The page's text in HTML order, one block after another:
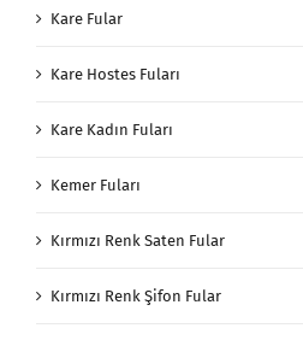
Kare Fular
Kare Hostes Fuları
Kare Kadın Fuları
Kemer Fuları
Kırmızı Renk Saten Fular
Kırmızı Renk Şifon Fular